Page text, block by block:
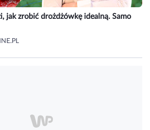
jak zrobić drożdżówkę idealną. Samo